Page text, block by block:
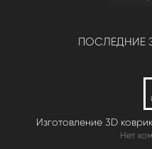
ПОСЛЕДНИЕ
Изготовление 3D
Нет